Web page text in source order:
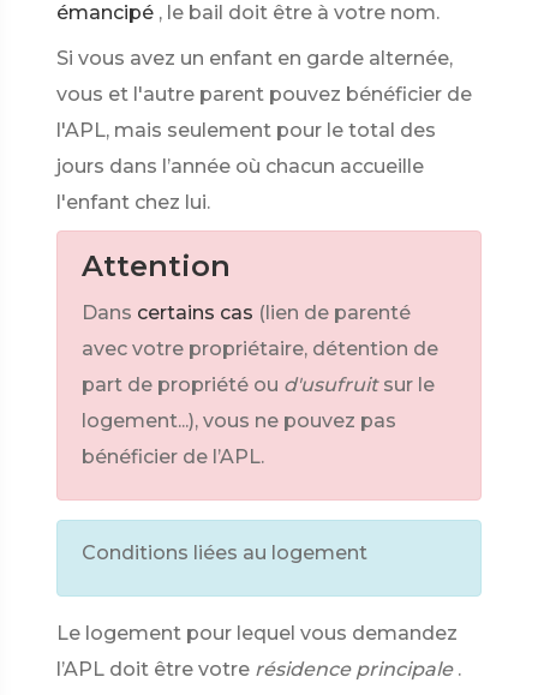
émancipé , le bail doit être à votre nom.
Si vous avez un enfant en garde alternée,
vous et l'autre parent pouvez bénéficier de
l'APL, mais seulement pour le total des
jours dans l’année où chacun accueille
l'enfant chez lui.
Attention
Dans certains cas (lien de parenté
avec votre propriétaire, détention de
part de propriété ou d'usufruit sur le
logement...), vous ne pouvez pas
bénéficier de l’APL.
Conditions liées au logement
Le logement pour lequel vous demandez
l’APL doit être votre résidence principale .